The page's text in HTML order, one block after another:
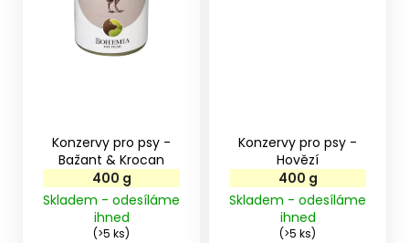
Konzervy pro psy -
400 g
Skladem - odesíláme
ihned
(>5 ks)
Konzervy pro psy -
400 g
Skladem - odesíláme
ihned
(>5 ks)